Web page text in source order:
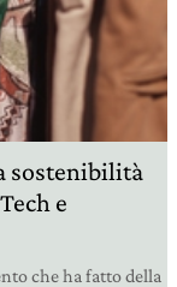
sostenibilità
e
che ha fatto della